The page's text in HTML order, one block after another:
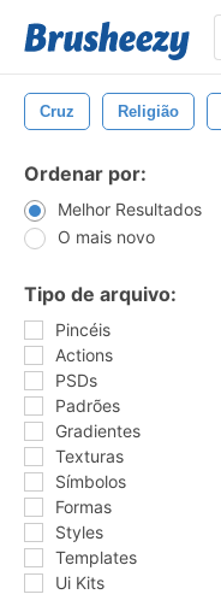
Cruz Religião
Ordenar por:
Melhor Resultados
O mais novo
Tipo de arquivo:
Pincéis
Actions
PSDs
Padrões
Gradientes
Texturas
Símbolos
Formas
Styles
Templates
Ui Kits